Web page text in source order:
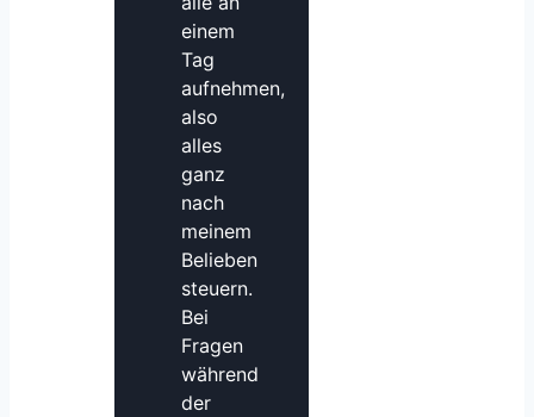
einem
Tag
aufnehmen,
also
alles
ganz
nach
meinem
Belieben
steuern.
Bei
Fragen
während
der